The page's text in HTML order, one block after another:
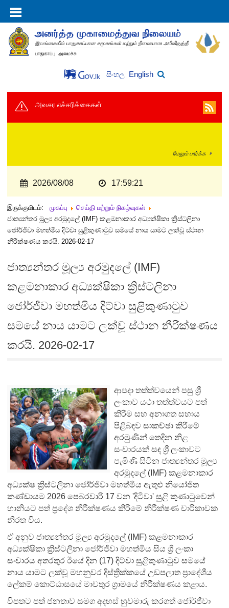
සිංහල English
அவசர எச்சரிக்கைகள்
மேலும் பார்க்க
2026/08/08 17:59:22
இருக்குமிடம்: முகப்பு
செய்தி மற்றும் நிகழ்வுகள்
ජාත්‍යන්තර මූල්‍ය අරමුදලේ (IMF) කළමනාකාර අධ්‍යක්ෂිකා ක්‍රිස්ටලිනා
ජෝර්ජිවා මහත්මිය දිට්වා සුළිකුණාටුව සමයේ නාය යාමට ලක්වූ ස්ථාන
නීරීක්ෂණය කරයි. 2026-02-17
ජාත්‍යන්තර මූල්‍ය අරමුදලේ (IMF)
කළමනාකාර අධ්‍යක්ෂිකා ක්‍රිස්ටලිනා
ජෝර්ජිවා මහත්මිය දිට්වා සුළිකුණාටුව
සමයේ නාය යාමට ලක්වූ ස්ථාන නීරීක්ෂණය
කරයි. 2026-02-17
ආපදා තත්ත්වයෙන් පසු ශ්‍රී
ලංකාව යථා තත්ත්වයට පත්
කිරීම සහ අනාගත සහාය
පිළිබඳව සාකච්ඡා කිරීමේ
අරමුණින් තෙදින නිළ
සංචාරයක් සඳ ශ්‍රී ලංකාවට
පැමිණි සිටින ජාත්‍යන්තර මූල්‍ය
අරමුදලේ (IMF) කළමනාකාර
අධ්‍යක්ෂ ක්‍රිස්ටලිනා ජෝර්ජිවා මහත්මිය ඇතුළු නියෝජිත
කණ්ඩායම 2026 පෙබරවාරි 17 වන 'දිටිවා' සුළි කුණාටුවෙන්
හානියට පත් ප්‍රදේශ නිරීක්ෂණය කිරීමේ නිරීක්ෂණ චාරිකාවක
නිරත විය.
ඒ් අනුව ජාත්‍යන්තර මූල්‍ය අරමුදලේ (IMF) කළමනාකාර
අධ්‍යක්ෂිකා ක්‍රිස්ටලිනා ජෝර්ජිවා මහත්මිය සිය ශ්‍රී ලංකා
සංචාරය අතරතුර ඊයේ දින (17) දිට්වා සුළිකුණාටුව සමයේ
නාය යාමට ලක්වූ මහනුවර දිස්ත්‍රික්කයේ උඩපලාත ප්‍රාදේශීය
ලේකම් කොට්ඨාසයේ මාවතුර ග්‍රාමයේ නිරීක්ෂණය කළාය.
විපතට පත් ජනතාව සමග අදහස් හුවමාරු කරගත් ජෝර්ජිවා